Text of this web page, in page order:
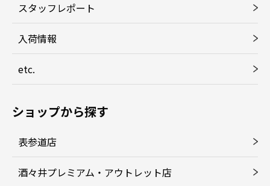
スタッフレポート
入荷情報
etc.
ショップから探す
表参道店
酒々井プレミアム・アウトレット店